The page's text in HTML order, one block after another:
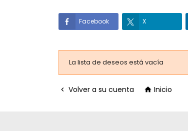
Facebook X
La lista de deseos está vacía
 Volver a su cuenta  Inicio